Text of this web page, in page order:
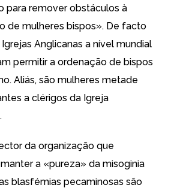
para remover obstáculos à
de mulheres bispos». De facto
Anglicanas a nível mundial
permitir a ordenação de bispos
Aliás, são mulheres metade
a clérigos da Igreja
da organização que
a «pureza» da misoginia
blasfémias pecaminosas são